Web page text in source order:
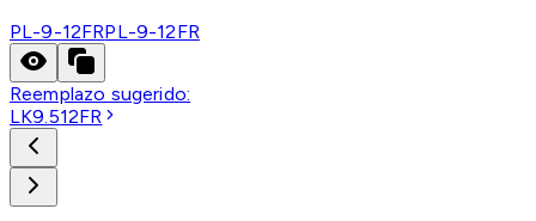
PL-9-12FRPL-9-12FR
Reemplazo sugerido:
LK9.512FR